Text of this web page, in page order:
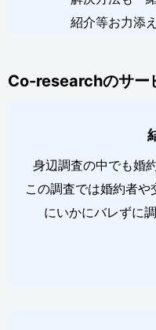
紹介等お力添
Co-researchのサー
身辺調査の中でも婚
この調査では婚約者
にいかにバレずに